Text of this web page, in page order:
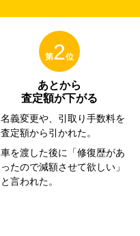
第2位
あとから
査定額が下がる
名義変更や、引取り手数料を
査定額から引かれた。
車を渡した後に「修復歴があ
ったので減額させて欲しい」
と言われた。